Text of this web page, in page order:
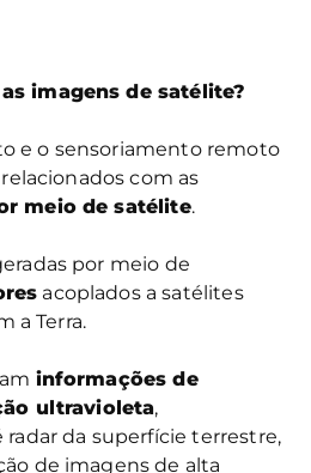
imagens de satélite?
e o sensoriamento remoto
com as
meio de satélite.
por meio de
acoplados a satélites
a Terra.
informações de
ultravioleta,
radar da superfície terrestre,
de imagens de alta